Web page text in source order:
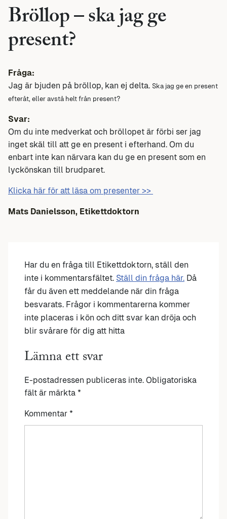
Bröllop – ska jag ge
present?
Fråga:
Jag är bjuden på bröllop, kan ej delta. Ska jag ge en present
efteråt, eller avstå helt från present?
Svar:
Om du inte medverkat och bröllopet är förbi ser jag
inget skäl till att ge en present i efterhand. Om du
enbart inte kan närvara kan du ge en present som en
lyckönskan till brudparet.
Klicka här för att läsa om presenter >>
Mats Danielsson, Etikettdoktorn
Har du en fråga till Etikettdoktorn, ställ den
inte i kommentarsfältet. Ställ din fråga här. Då
får du även ett meddelande när din fråga
besvarats. Frågor i kommentarerna kommer
inte placeras i kön och ditt svar kan dröja och
blir svårare för dig att hitta
Lämna ett svar
E-postadressen publiceras inte. Obligatoriska
fält är märkta *
Kommentar *